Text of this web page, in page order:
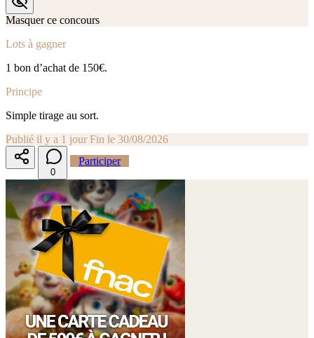
Masquer ce concours
Lots à gagner
1 bon d’achat de 150€.
Principe
Simple tirage au sort.
Publié il y a 1 jour Fin le 30/08/2026
0
Participer